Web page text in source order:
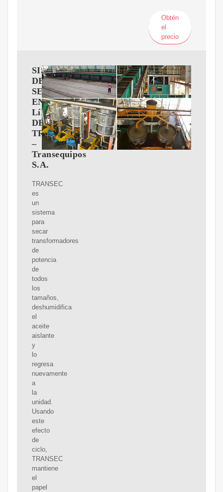
Obtén
el
precio
SISTEMA
DE
SECADO
EN
LíNEA
DE
TRANSFORMADORES
–
Transequipos
S.A.
TRANSEC
es
un
sistema
para
secar
transformadores
de
potencia
de
todos
los
tamaños,
deshumidifica
el
aceite
aislante
y
lo
regresa
nuevamente
a
la
unidad.
Usando
este
efecto
de
ciclo,
TRANSEC
mantiene
el
papel